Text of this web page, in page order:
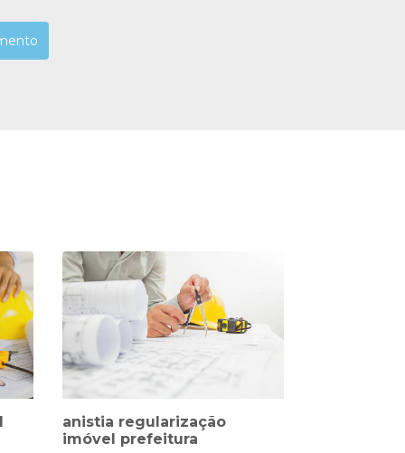
anistia regularização
imóvel prefeitura